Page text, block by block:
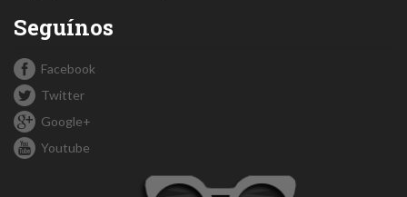
Seguínos
Facebook
Twitter
Google+
Youtube